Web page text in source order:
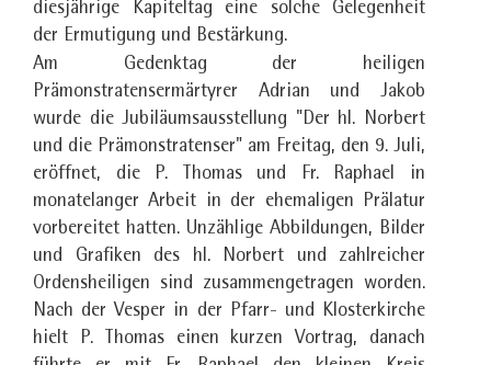
diesjährige Kapiteltag eine solche Gelegenheit
der Ermutigung und Bestärkung.
Am Gedenktag der heiligen
Prämonstratensermärtyrer Adrian und Jakob
wurde die Jubiläumsausstellung "Der hl. Norbert
und die Prämonstratenser" am Freitag, den 9. Juli,
eröffnet, die P. Thomas und Fr. Raphael in
monatelanger Arbeit in der ehemaligen Prälatur
vorbereitet hatten. Unzählige Abbildungen, Bilder
und Grafiken des hl. Norbert und zahlreicher
Ordensheiligen sind zusammengetragen worden.
Nach der Vesper in der Pfarr- und Klosterkirche
hielt P. Thomas einen kurzen Vortrag, danach